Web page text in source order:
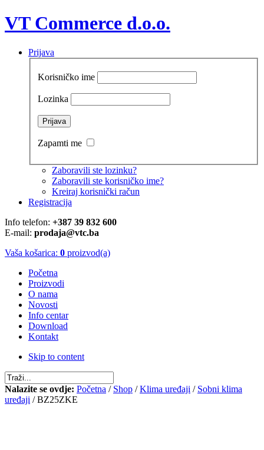
VT Commerce d.o.o.
Prijava
Korisničko ime
Lozinka
Zapamti me
Zaboravili ste lozinku?
Zaboravili ste korisničko ime?
Kreiraj korisnički račun
Registracija
Info telefon: +387 39 832 600
E-mail: prodaja@vtc.ba
Vaša košarica: 0 proizvod(a)
Početna
Proizvodi
O nama
Novosti
Info centar
Download
Kontakt
Skip to content
Nalazite se ovdje: Početna / Shop /Klima uređaji / Sobni klima
uređaji / BZ25ZKE